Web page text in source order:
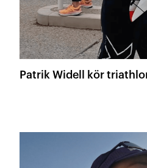
Patrik Widell kör